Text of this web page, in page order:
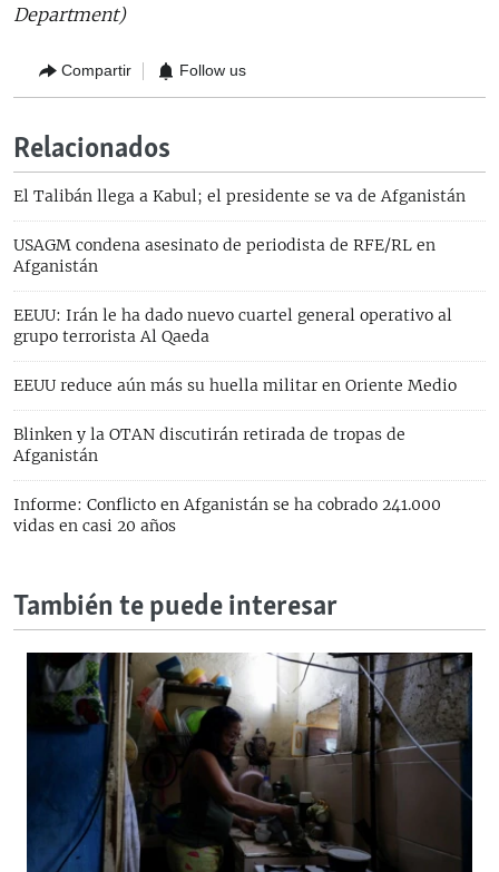
Department)
Compartir Follow us
Relacionados
El Talibán llega a Kabul; el presidente se va de Afganistán
USAGM condena asesinato de periodista de RFE/RL en
Afganistán
EEUU: Irán le ha dado nuevo cuartel general operativo al
grupo terrorista Al Qaeda
EEUU reduce aún más su huella militar en Oriente Medio
Blinken y la OTAN discutirán retirada de tropas de
Afganistán
Informe: Conflicto en Afganistán se ha cobrado 241.000
vidas en casi 20 años
También te puede interesar